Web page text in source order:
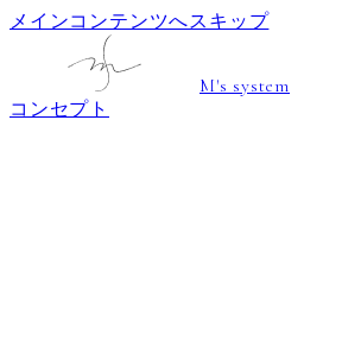
メインコンテンツへスキップ
M's system
コンセプト